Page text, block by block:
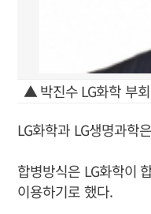
▲ 박진수 LG화학 부
LG화학과 LG생명과학
합병방식은 LG화학이
이용하기로 했다.